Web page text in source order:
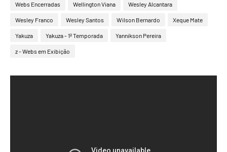
Webs Encerradas Wellington Viana Wesley Alcantara
Wesley Franco Wesley Santos Wilson Bernardo Xeque Mate
Yakuza Yakuza - 1ª Temporada Yannikson Pereira
z - Webs em Exibição